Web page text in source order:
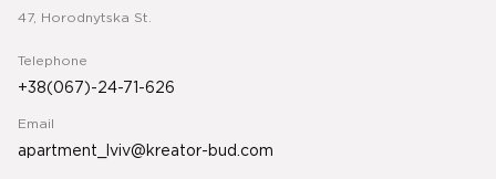
47, Horodnytska St.
Telephone
+38(067)-24-71-626
Email
apartment_lviv@kreator-bud.com